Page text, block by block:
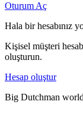
Oturum Aç
Hala bir hesabınız
Kişisel müşteri
oluşturun.
Hesap oluştur
Big Dutchman